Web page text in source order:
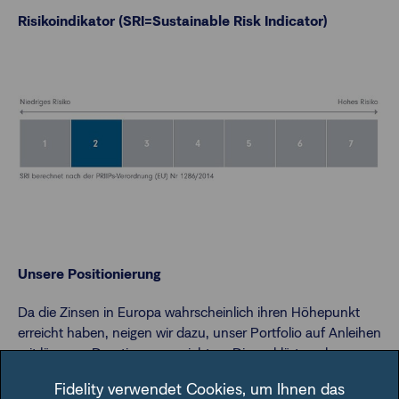
Risikoindikator (SRI=Sustainable Risk Indicator)
Unsere Positionierung
Da die Zinsen in Europa wahrscheinlich ihren Höhepunkt
erreicht haben, neigen wir dazu, unser Portfolio auf Anleihen
mit längerer Duration auszurichten. Dies erklärt auch
einige derAnleihen mit der längsten Durationzu finden
Fidelity verwendet Cookies, um Ihnen das